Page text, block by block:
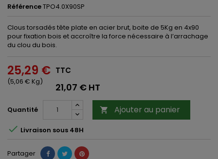
RéférenceTPO4.0X90SP
Clous torsadés tête plate en acier brut, boite de 5Kg en 4x90
pour fixation bois et accroître la force nécessaire à l’arrachage
du clou du bois.
25,29 €
(5,06 € Kg)
TTC
21,07 € HT
Quantité  Ajouter au panier
 Livraison sous 48H
Partager